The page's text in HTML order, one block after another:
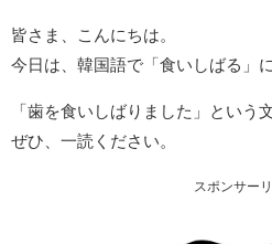
皆さま、こんにちは。
今日は、韓国語で「食いしばる」
「歯を食いしばりました」という
ぜひ、一読ください。
スポンサー